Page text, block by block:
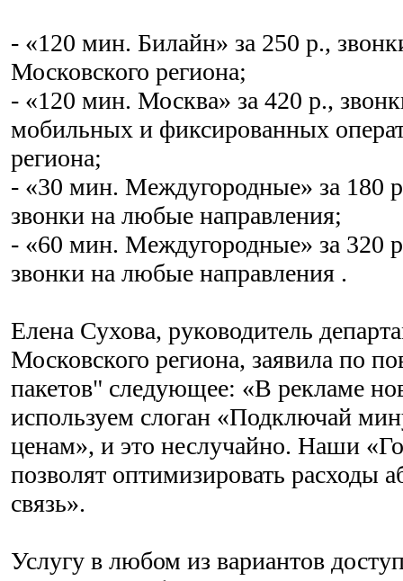
- «120 мин. Билайн» за 250 р.,
Московского региона;
- «120 мин. Москва» за 420 р.,
мобильных и фиксированных
региона;
- «30 мин. Междугородные» за 180
звонки на любые направления;
- «60 мин. Междугородные» за 320
звонки на любые направления .
Елена Сухова, руководитель
Московского региона, заявила по
пакетов" следующее: «В рекламе
используем слоган «Подключай
ценам», и это неслучайно. Наши
позволят оптимизировать расходы
связь».
Услугу в любом из вариантов